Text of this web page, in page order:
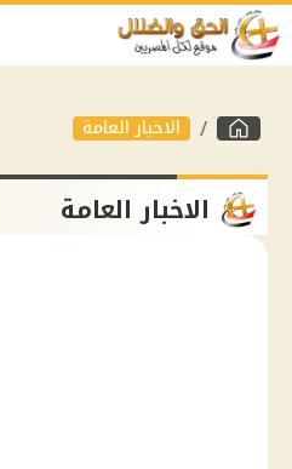
الاخبار العامة
الاخبار العامة